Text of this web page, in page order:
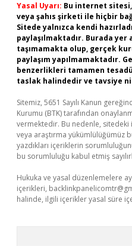
Yasal Uyarı: Bu internet
veya şahıs şirketi ile hiçbir
Sitede yalnızca kendi
paylaşılmaktadır. Burada
taşımamakta olup, gerçek
paylaşım yapılmamaktadır.
benzerlikleri tamamen
taslak halindedir ve tavsiye
Sitemiz, 5651 Sayılı Kanun
Kurumu (BTK) tarafından
vermektedir. Bu nedenle,
veya araştırma yükümlülüğümüz
yazdıkları içeriklerin
bu sorumluluğu kabul etmiş
Hukuka ve yasal düzenlemelere
içerikleri,
halinde, ilgili içerikler yasal süre